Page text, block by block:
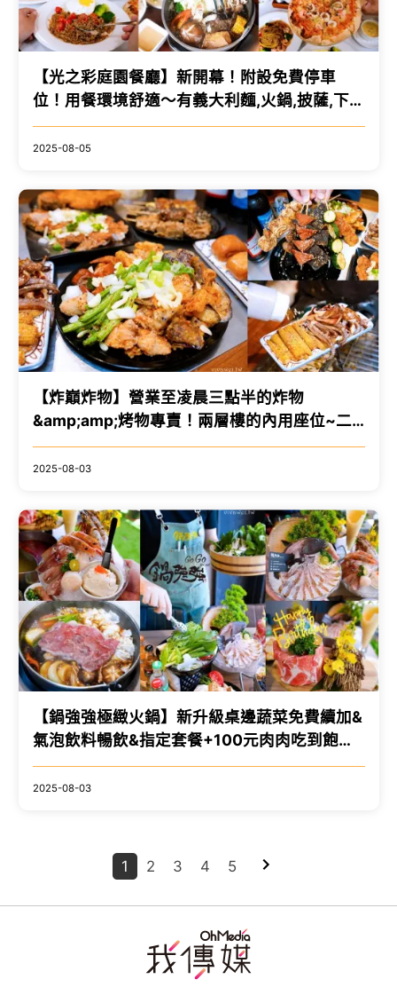
【光之彩庭園餐廳】新開幕！附設免費停車
位！用餐環境舒適～有義大利麵,火鍋,披薩,下午
茶！
2025-08-05
【炸巔炸物】營業至凌晨三點半的炸物
&amp;amp;烤物專賣！兩層樓的內用座位~二
樓還有投影螢幕可包場！
2025-08-03
【鍋強強極緻火鍋】新升級桌邊蔬菜免費續加&
氣泡飲料暢飲&指定套餐+100元肉肉吃到飽！
附設免費停車場~親子友善餐廳~回訪多次的質
感火鍋店！
2025-08-03
1 2 3 4 5